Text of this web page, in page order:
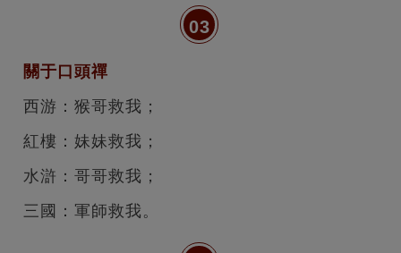
03
關于口頭禪
西游：猴哥救我；
紅樓：妹妹救我；
水滸：哥哥救我；
三國：軍師救我。